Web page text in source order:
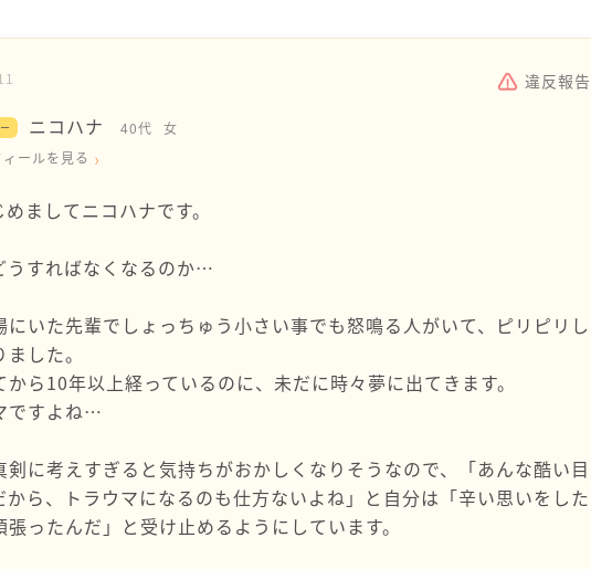
違反報告
ニコハナ 40代
女
ールを見る
ましてニコハナです。
うすればなくなるのか…
にいた先輩でしょっちゅう小さい事でも怒鳴る人がいて、ピリピリし
した。
ら10年以上経っているのに、未だに時々夢に出てきます。
ですよね…
剣に考えすぎると気持ちがおかしくなりそうなので、「あんな酷い目
から、トラウマになるのも仕方ないよね」と自分は「辛い思いをした
ったんだ」と受け止めるようにしています。